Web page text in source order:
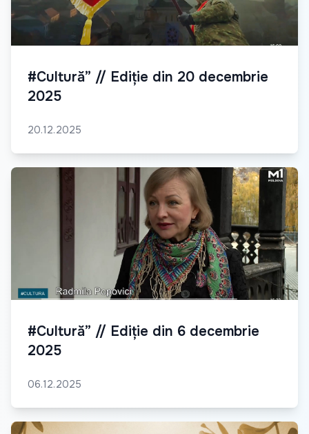
#Cultură” // Ediție din 20 decembrie
2025
20.12.2025
#Cultură” // Ediție din 6 decembrie
2025
06.12.2025